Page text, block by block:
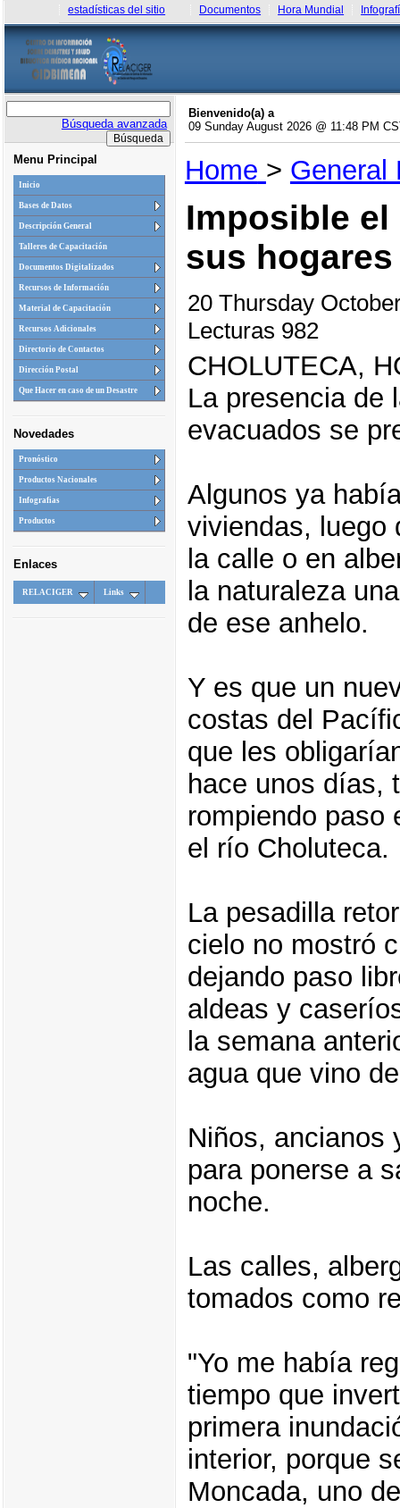
estadísticas del sitio Documentos Hora Mundial
Búsqueda avanzada
Menu Principal
Inicio
Bases de Datos
Descripción General
Talleres de Capacitación
Documentos Digitalizados
Recursos de Información
Material de Capacitación
Recursos Adicionales
Directorio de Contactos
Dirección Postal
Que Hacer en caso de un Desastre
Novedades
Pronóstico
Productos Nacionales
Infografias
Productos
Enlaces
RELACIGER Links
Bienvenido(a) a
09 Sunday August 2026 @ 11:48 PM
Home > General
Imposible el
sus hogares
20 Thursday
Lecturas 982
CHOLUTECA,
La presencia de
evacuados se
Algunos ya
viviendas, luego
la calle o en
la naturaleza
de ese anhelo.
Y es que un
costas del
que les
hace unos días,
rompiendo paso
el río Choluteca.
La pesadilla
cielo no mostró
dejando paso
aldeas y
la semana
agua que vino
Niños, ancianos
para ponerse a
noche.
Las calles,
tomados como
"Yo me había
tiempo que
primera
interior, porque
Moncada, uno